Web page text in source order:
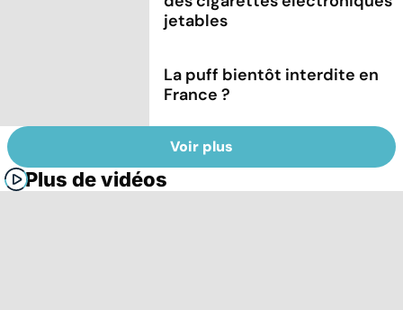
jetables
La puff bientôt interdite en
France ?
Voir plus
Plus de vidéos